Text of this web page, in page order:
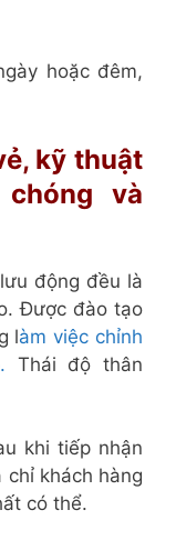
hoặc đêm,
kỹ thuật
và
động đều là
Được đào tạo
làm việc chỉnh
Thái độ thân
khi tiếp nhận
chỉ khách hàng
có thể.